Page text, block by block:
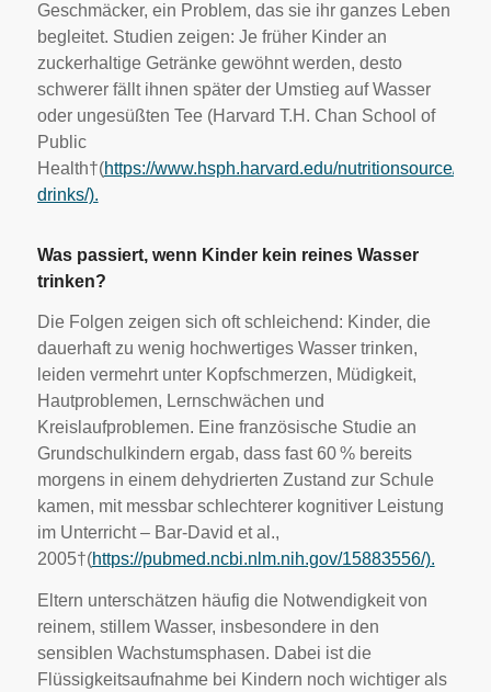
Geschmäcker, ein Problem, das sie ihr ganzes Leben
begleitet. Studien zeigen: Je früher Kinder an
zuckerhaltige Getränke gewöhnt werden, desto
schwerer fällt ihnen später der Umstieg auf Wasser
oder ungesüßten Tee (Harvard T.H. Chan School of
Public
Health†(https://www.hsph.harvard.edu/nutritionsource/
drinks/).
Was passiert, wenn Kinder kein reines Wasser
trinken?
Die Folgen zeigen sich oft schleichend: Kinder, die
dauerhaft zu wenig hochwertiges Wasser trinken,
leiden vermehrt unter Kopfschmerzen, Müdigkeit,
Hautproblemen, Lernschwächen und
Kreislaufproblemen. Eine französische Studie an
Grundschulkindern ergab, dass fast 60 % bereits
morgens in einem dehydrierten Zustand zur Schule
kamen, mit messbar schlechterer kognitiver Leistung
im Unterricht – Bar-David et al.,
2005†(https://pubmed.ncbi.nlm.nih.gov/15883556/).
Eltern unterschätzen häufig die Notwendigkeit von
reinem, stillem Wasser, insbesondere in den
sensiblen Wachstumsphasen. Dabei ist die
Flüssigkeitsaufnahme bei Kindern noch wichtiger als